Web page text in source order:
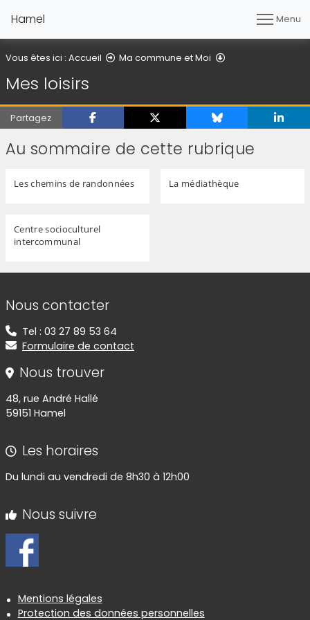
Hamel Menu
Vous êtes ici : Accueil Ma commune et Moi
Mes loisirs
Partagez
Au sommaire de cette rubrique
Les chemins de randonnées La médiathèque
Centre socioculturel
intercommunal
Informations de contact
Nous contacter
Tel : 03 27 89 53 64
Formulaire de contact
Nous trouver
48, rue André Hallé
59151 Hamel
Les horaires
Du lundi au vendredi de 8h30 à 12h00
Nous suivre
Informations réglementaires
Mentions légales
Protection des données personnelles